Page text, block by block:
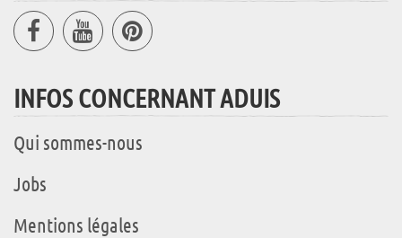
INFOS CONCERNANT ADUIS
Qui sommes-nous
Jobs
Mentions légales